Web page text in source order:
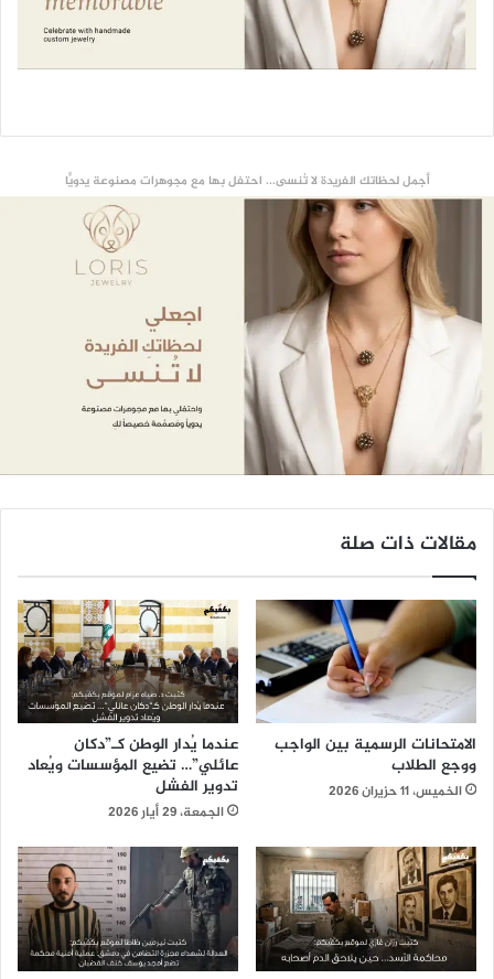
أجمل لحظاتك الفريدة لا تُنسى... احتفل بها مع مجوهرات مصنوعة يدويًّا
مقالات ذات صلة
الامتحانات الرسمية بين الواجب
ووجع الطلاب
الخميس، 11 حزيران 2026
عندما يُدار الوطن كـ”دكان
عائلي”… تضيع المؤسسات ويُعاد
تدوير الفشل
الجمعة، 29 أيار 2026